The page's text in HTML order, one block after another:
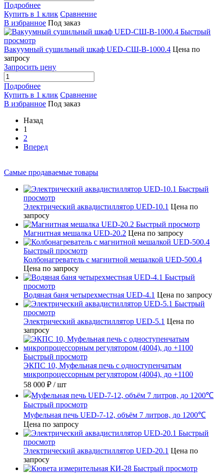
Подробнее
Купить в 1 клик Сравнение
В избранное Под заказ
Быстрый
просмотр
Вакуумный сушильный шкаф UED-СШ-В-1000.4 Цена по
запросу
Запросить цену
Подробнее
Купить в 1 клик Сравнение
В избранное Под заказ
Назад
1
2
Вперед
Самые продаваемые товары
Быстрый
просмотр
Электрический аквадистиллятор UED-10.1 Цена по
запросу
Быстрый просмотр
Магнитная мешалка UED-20.2 Цена по запросу
Быстрый просмотр
Колбонагреватель с магнитной мешалкой UED-500.4
Цена по запросу
Быстрый
просмотр
Водяная баня четырехместная UED-4.1 Цена по запросу
Быстрый
просмотр
Электрический аквадистиллятор UED-5.1 Цена по
запросу
Быстрый просмотр
ЭКПС 10, Муфельная печь с одноступенчатым
микропроцессорным регулятором (4004), до +1100
58 000 ₽ / шт
Быстрый просмотр
Муфельная печь UED-7-12, объём 7 литров, до 1200℃
Цена по запросу
Быстрый
просмотр
Электрический аквадистиллятор UED-20.1 Цена по
запросу
Быстрый просмотр